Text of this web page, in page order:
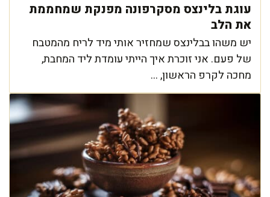
עוגת בלינצס מסקרפונה מפנקת שמחממת
את הלב
יש משהו בבלינצס שמחזיר אותי מיד לריח מהמטבח
של פעם. אני זוכרת איך הייתי עומדת ליד המחבת,
מחכה לקרפ הראשון, ...